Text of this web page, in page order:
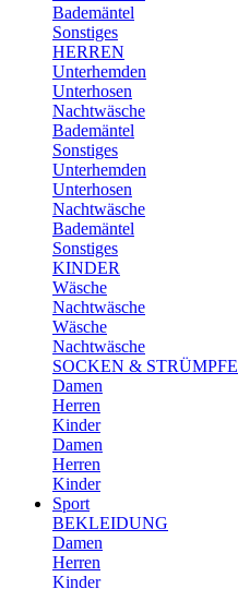
Bademäntel
Sonstiges
HERREN
Unterhemden
Unterhosen
Nachtwäsche
Bademäntel
Sonstiges
Unterhemden
Unterhosen
Nachtwäsche
Bademäntel
Sonstiges
KINDER
Wäsche
Nachtwäsche
Wäsche
Nachtwäsche
SOCKEN & STRÜMPFE
Damen
Herren
Kinder
Damen
Herren
Kinder
Sport
BEKLEIDUNG
Damen
Herren
Kinder